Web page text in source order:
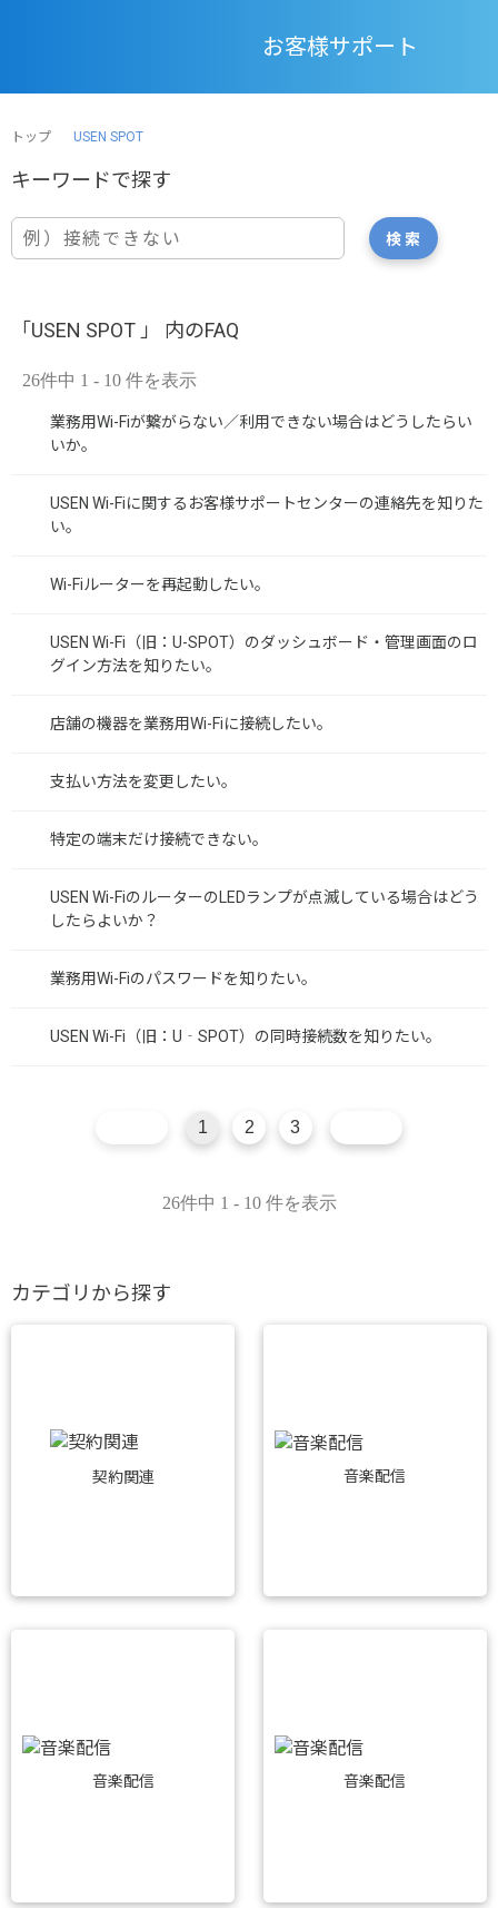
お客様サポート
トップ USEN SPOT
「USEN SPOT 」 内のFAQ
26件中 1 - 10 件を表示
業務用Wi-Fiが繋がらない／利用できない場合はどうしたらい
いか。
USEN Wi-Fiに関するお客様サポートセンターの連絡先を知りた
い。
Wi-Fiルーターを再起動したい。
USEN Wi-Fi（旧：U-SPOT）のダッシュボード・管理画面のロ
グイン方法を知りたい。
店舗の機器を業務用Wi-Fiに接続したい。
支払い方法を変更したい。
特定の端末だけ接続できない。
USEN Wi-FiのルーターのLEDランプが点滅している場合はどう
したらよいか？
業務用Wi-Fiのパスワードを知りたい。
USEN Wi-Fi（旧：U‐SPOT）の同時接続数を知りたい。
26件中 1 - 10 件を表示
1 2 3
カテゴリから探す
契約関連 音楽配信
音楽配信 音楽配信